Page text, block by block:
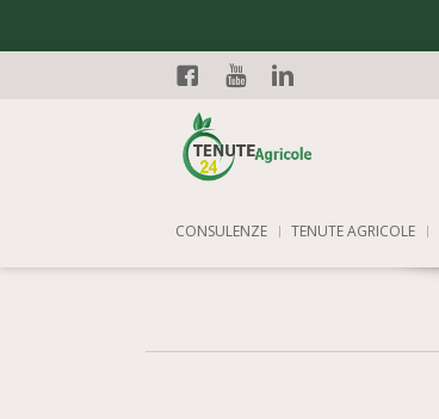
Facebook
CONSULENZE TENUTE AGRICOLE